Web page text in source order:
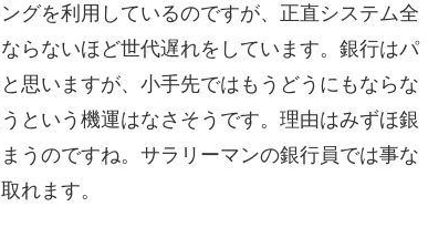
グを利用しているのですが、正直システム全
らないほど世代遅れをしています。銀行はパ
思いますが、小手先ではもうどうにもならな
という機運はなさそうです。理由はみずほ銀
うのですね。サラリーマンの銀行員では事な
れます。